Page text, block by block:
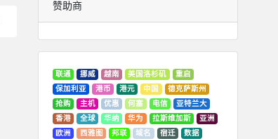
赞助商
联通 挪威 越南 美国洛杉矶
重启
保加利亚
港币 港元 中国
德克萨斯州
抢购
主机 优惠 何塞 电信
亚特兰大
香港
全球 华纳 华为 拉斯维加斯
亚洲
欧洲
西雅图 邦联 域名 宿迁
数据